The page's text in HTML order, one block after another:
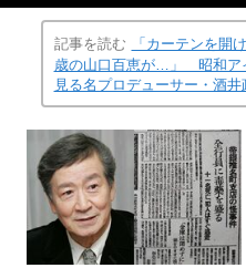
記事を読む
「カーテンを開
歳の山口百恵が…」 昭和ア
見る名プロデューサー・酒井